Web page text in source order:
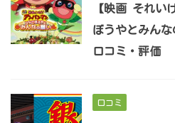
【映画 それい
ぼうやとみんな
口コミ・評価
口コミ